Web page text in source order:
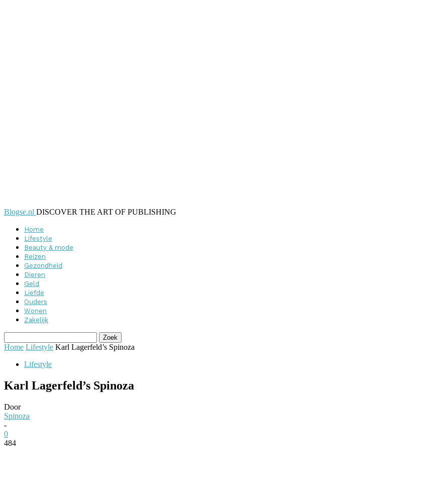
Blogse.nl DISCOVER THE ART OF PUBLISHING
Home
Lifestyle
Beauty & mode
Reizen
Gezondheid
Dieren
Geld
Liefde
Ouders
Wonen
Zakelijk
Home Lifestyle Karl Lagerfeld’s Spinoza
Lifestyle
Karl Lagerfeld’s Spinoza
Door
Spinoza
-
0
484